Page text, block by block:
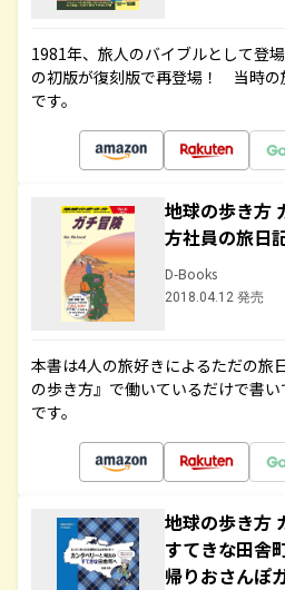
1981年、旅人のバイブルとして登
の初版が復刻版で再登場！ 当時の
です。
地球の歩き方
方社員の旅日
D-Books
2018.04.12 発売
本書は4人の旅好きによるただの旅
の歩き方』で働いているだけで書
です。
地球の歩き方
すてきな田舎
帰りおさんぽ